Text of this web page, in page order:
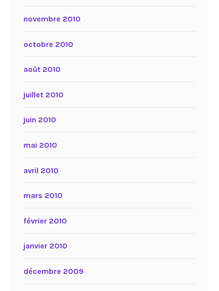
novembre 2010
octobre 2010
août 2010
juillet 2010
juin 2010
mai 2010
avril 2010
mars 2010
février 2010
janvier 2010
décembre 2009